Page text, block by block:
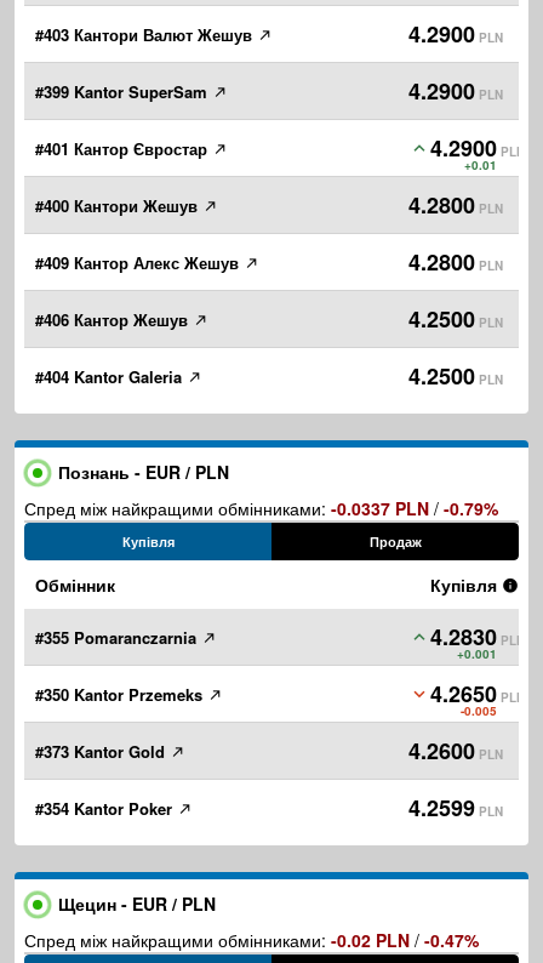
#403 Кантори Валют Жешув 4.2900 PLN
#399 Kantor SuperSam 4.2900 PLN
#401 Кантор Євростар 4.2900
+0.01
PLN
#400 Кантори Жешув 4.2800 PLN
#409 Кантор Алекс Жешув 4.2800 PLN
#406 Кантор Жешув 4.2500 PLN
#404 Kantor Galeria 4.2500 PLN
Познань - EUR / PLN
Спред між найкращими обмінниками: -0.0337 PLN / -0.79%
Купівля Продаж
Обмінник Купівля
#355 Pomaranczarnia 4.2830
+0.001
PLN
#350 Kantor Przemeks 4.2650
-0.005
PLN
#373 Kantor Gold 4.2600 PLN
#354 Kantor Poker 4.2599 PLN
Щецин - EUR / PLN
Спред між найкращими обмінниками: -0.02 PLN / -0.47%